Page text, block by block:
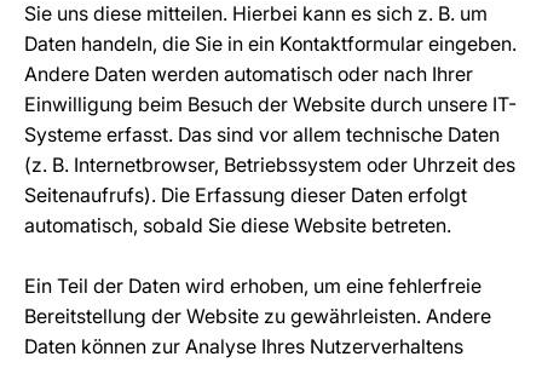
Sie uns diese mitteilen. Hierbei kann es sich z. B. um
Daten handeln, die Sie in ein Kontaktformular eingeben.
Andere Daten werden automatisch oder nach Ihrer
Einwilligung beim Besuch der Website durch unsere IT-
Systeme erfasst. Das sind vor allem technische Daten
(z. B. Internetbrowser, Betriebssystem oder Uhrzeit des
Seitenaufrufs). Die Erfassung dieser Daten erfolgt
automatisch, sobald Sie diese Website betreten.
Ein Teil der Daten wird erhoben, um eine fehlerfreie
Bereitstellung der Website zu gewährleisten. Andere
Daten können zur Analyse Ihres Nutzerverhaltens